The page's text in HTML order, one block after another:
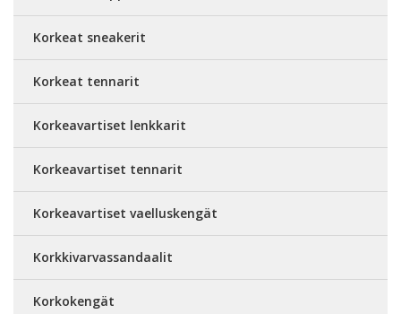
Korkeat sneakerit
Korkeat tennarit
Korkeavartiset lenkkarit
Korkeavartiset tennarit
Korkeavartiset vaelluskengät
Korkkivarvassandaalit
Korkokengät